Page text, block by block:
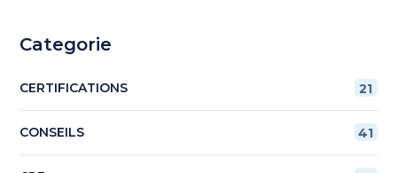
Categorie
CERTIFICATIONS 21
CONSEILS 41